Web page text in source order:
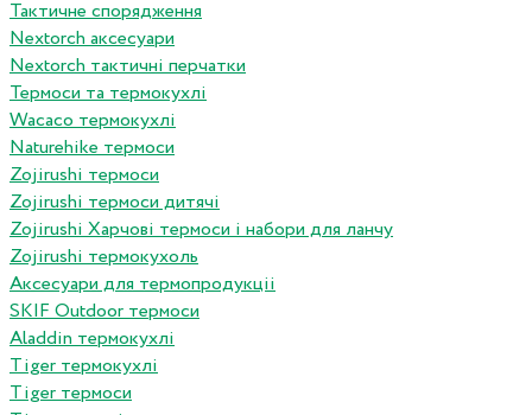
Тактичне спорядження
Nextorch аксесуари
Nextorch тактичні перчатки
Термоси та термокухлі
Wacaco термокухлі
Naturehike термоси
Zojirushi термоси
Zojirushi термоси дитячі
Zojirushi Харчові термоси і набори для ланчу
Zojirushi термокухоль
Аксесуари для термопродукціі
SKIF Outdoor термоси
Aladdin термокухлі
Tiger термокухлі
Tiger термоси